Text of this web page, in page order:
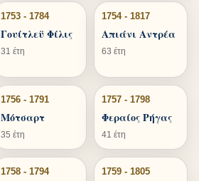
1753 - 1784
Γουίτλεϋ Φίλις
31 έτη
1754 - 1817
Απιάνι Αντρέα
63 έτη
1756 - 1791
Μότσαρτ
35 έτη
1757 - 1798
Φεραίος Ρήγας
41 έτη
1758 - 1794 1759 - 1805